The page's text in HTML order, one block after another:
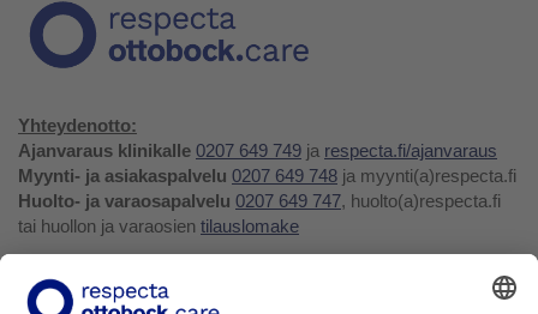
Yhteydenotto:
Ajanvaraus klinikalle 0207 649 749 ja respecta.fi/ajanvaraus
Myynti- ja asiakaspalvelu 0207 649 748 ja myynti(a)respecta.fi
Huolto- ja varaosapalvelu 0207 649 747, huolto(a)respecta.fi
tai huollon ja varaosien tilauslomake
Facebook
Youtube